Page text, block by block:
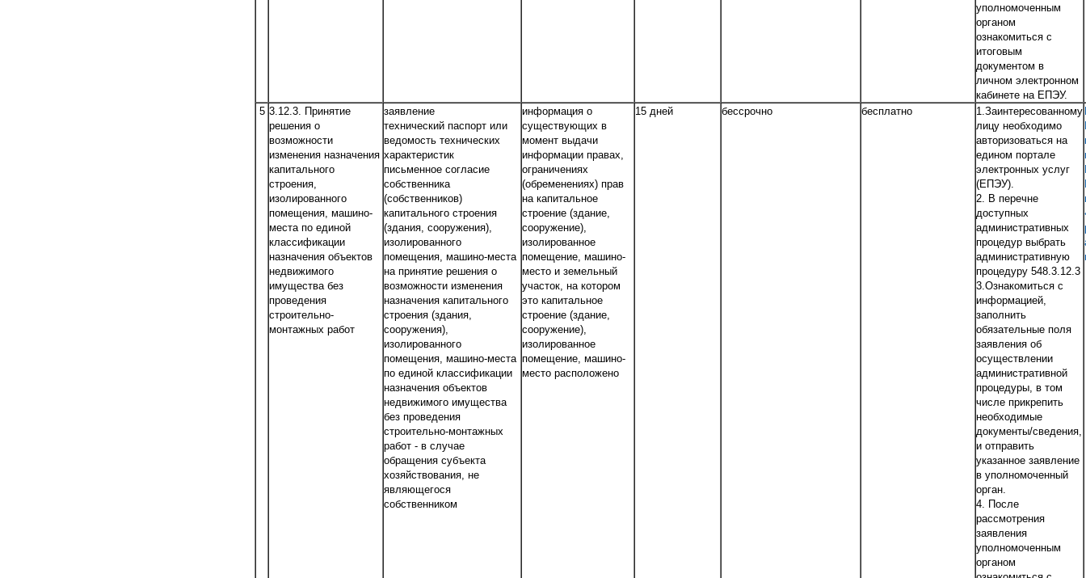
уполномоченным
органом
ознакомиться с
итоговым
документом в
личном электронном
кабинете на ЕПЭУ.
5 3.12.3. Принятие
решения о
возможности
изменения назначения
капитального
строения,
изолированного
помещения, машино-
места по единой
классификации
назначения объектов
недвижимого
имущества без
проведения
строительно-
монтажных работ
заявление
технический паспорт или
ведомость технических
характеристик
письменное согласие
собственника
(собственников)
капитального строения
(здания, сооружения),
изолированного
помещения, машино-места
на принятие решения о
возможности изменения
назначения капитального
строения (здания,
сооружения),
изолированного
помещения, машино-места
по единой классификации
назначения объектов
недвижимого имущества
без проведения
строительно-монтажных
работ - в случае
обращения субъекта
хозяйствования, не
являющегося
собственником
информация о
существующих в
момент выдачи
информации правах,
ограничениях
(обременениях) прав
на капитальное
строение (здание,
сооружение),
изолированное
помещение, машино-
место и земельный
участок, на котором
это капитальное
строение (здание,
сооружение),
изолированное
помещение, машино-
место расположено
15 дней бессрочно бесплатно
1.Заинтересованному
лицу необходимо
авторизоваться на
едином портале
электронных услуг
(ЕПЭУ).
2. В перечне
доступных
административных
процедур выбрать
административную
процедуру 548.3.12.3
3.Ознакомиться с
информацией,
заполнить
обязательные поля
заявления об
осуществлении
административной
процедуры, в том
числе прикрепить
необходимые
документы/сведения,
и отправить
указанное заявление
в уполномоченный
орган.
4. После
рассмотрения
заявления
уполномоченным
органом